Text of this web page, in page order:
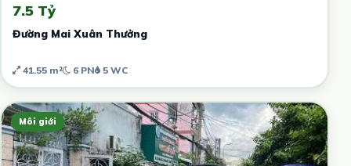
7.5 Tỷ
Đường Mai Xuân Thưởng
41.55 m² 6 PN 5 WC
Môi giới